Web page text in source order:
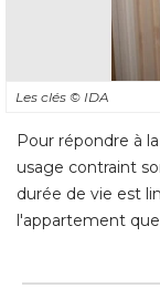
Les clés © IDA
Pour répondre à
usage contraint
durée de vie est
l'appartement